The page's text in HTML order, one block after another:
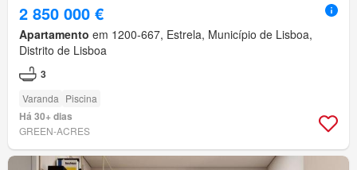
2 850 000 €
Apartamento em 1200-667, Estrela, Município de Lisboa,
Distrito de Lisboa
3
Varanda Piscina
Há 30+ dias
GREEN-ACRES